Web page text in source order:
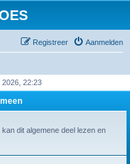
Aanmelden
Registreer
22:23
dit algemene deel lezen en